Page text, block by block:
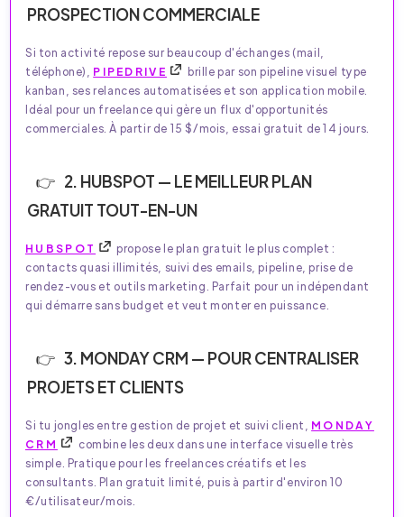
PROSPECTION COMMERCIALE
Si ton activité repose sur beaucoup d'échanges (mail,
téléphone), PIPEDRIVE
brille par son pipeline visuel type
kanban, ses relances automatisées et son application mobile.
Idéal pour un freelance qui gère un flux d'opportunités
commerciales. À partir de 15 $/mois, essai gratuit de 14 jours.
2. HUBSPOT — LE MEILLEUR PLAN
GRATUIT TOUT-EN-UN
HUBSPOT
propose le plan gratuit le plus complet :
contacts quasi illimités, suivi des emails, pipeline, prise de
rendez-vous et outils marketing. Parfait pour un indépendant
qui démarre sans budget et veut monter en puissance.
3. MONDAY CRM — POUR CENTRALISER
PROJETS ET CLIENTS
Si tu jongles entre gestion de projet et suivi client, MONDAY
CRM
combine les deux dans une interface visuelle très
simple. Pratique pour les freelances créatifs et les
consultants. Plan gratuit limité, puis à partir d'environ 10
€/utilisateur/mois.